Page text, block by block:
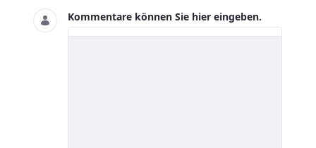
Kommentare können Sie hier eingeben.